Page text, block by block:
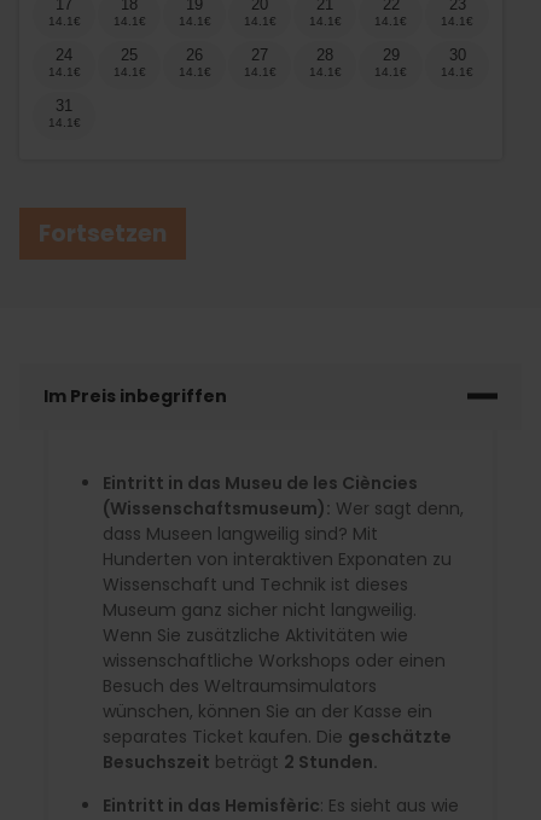
17 18 19 20 21 22 23
24 25 26 27 28 29 30
31
Fortsetzen
Im Preis inbegriffen
Eintritt in das Museu de les Ciències
(Wissenschaftsmuseum): Wer sagt denn,
dass Museen langweilig sind? Mit
Hunderten von interaktiven Exponaten zu
Wissenschaft und Technik ist dieses
Museum ganz sicher nicht langweilig.
Wenn Sie zusätzliche Aktivitäten wie
wissenschaftliche Workshops oder einen
Besuch des Weltraumsimulators
wünschen, können Sie an der Kasse ein
separates Ticket kaufen. Die geschätzte
Besuchszeit beträgt 2 Stunden.
Eintritt in das Hemisfèric: Es sieht aus wie